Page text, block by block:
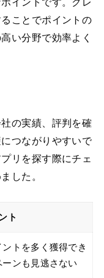
ことでポイントの
い分野で効率よく
の実績、評判を確
つながりやすいで
リを探す際にチェ
した。
ト
トを多く獲得でき
ンも見逃さない